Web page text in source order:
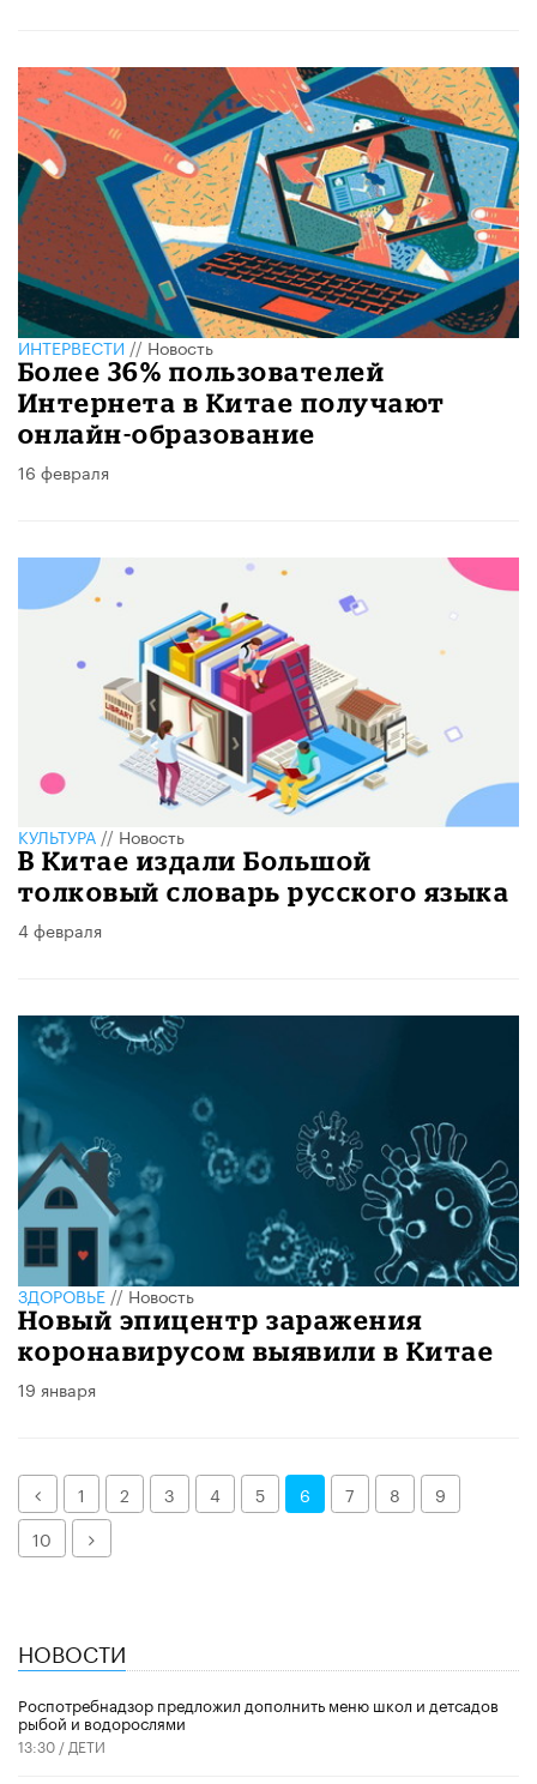
ИНТЕРВЕСТИ//Новость
Более 36% пользователей
Интернета в Китае получают
онлайн-образование
16 февраля
КУЛЬТУРА // Новость
В Китае издали Большой
толковый словарь русского языка
4 февраля
ЗДОРОВЬЕ//Новость
Новый эпицентр заражения
коронавирусом выявили в Китае
19 января
Назад1 2 3 4 5 6 7 8
9
10
Далее
НОВОСТИ
Роспотребнадзор предложил дополнить меню школ и детсадов
рыбой и водорослями
13:30 / ДЕТИ